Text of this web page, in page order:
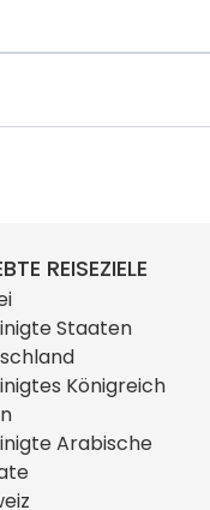
REISEZIELE
Staaten
Königreich
Arabische